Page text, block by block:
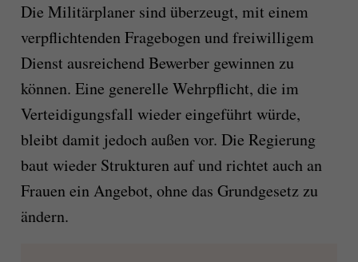
Die Militärplaner sind überzeugt, mit einem
verpflichtenden Fragebogen und freiwilligem
Dienst ausreichend Bewerber gewinnen zu
können. Eine generelle Wehrpflicht, die im
Verteidigungsfall wieder eingeführt würde,
bleibt damit jedoch außen vor. Die Regierung
baut wieder Strukturen auf und richtet auch an
Frauen ein Angebot, ohne das Grundgesetz zu
ändern.